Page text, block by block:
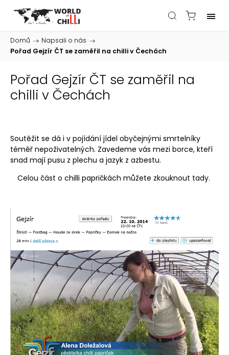
Domů / Napsali o nás /
Pořad Gejzír ČT se zaměřil na chilli v Čechách
Pořad Gejzír ČT se zaměřil na
chilli v Čechách
Soutěžit se dá i v pojídání jídel obyčejnými smrtelníky
téměř nepoživatelných. Zavedeme vás mezi borce, kteří
snad mají pusu z plechu a jazyk z azbestu.
Celou část o chilli papričkách můžete zkouknout tady.